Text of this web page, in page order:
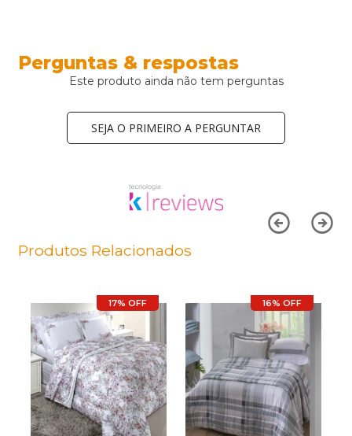
Perguntas & respostas
Este produto ainda não tem perguntas
SEJA O PRIMEIRO A PERGUNTAR
Produtos Relacionados
17% OFF 16% OFF